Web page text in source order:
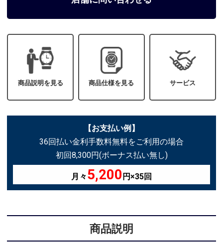
商品説明を見る 商品仕様を見る サービス
【お支払い例】
36回払い金利手数料無料をご利用の場合
初回8,300円(ボーナス払い無し)
月々5,200 円×35回
商品説明